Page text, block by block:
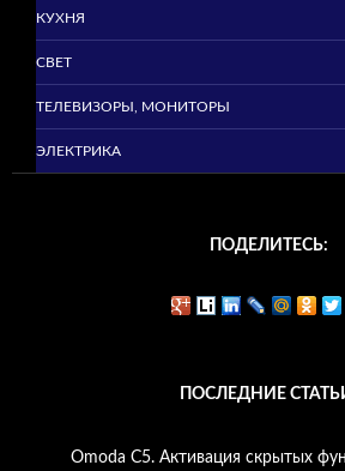
КУХНЯ
СВЕТ
ТЕЛЕВИЗОРЫ, МОНИТОРЫ
ЭЛЕКТРИКА
ПОДЕЛИТЕСЬ:
ПОСЛЕДНИЕ
Omoda C5. Активация скрытых